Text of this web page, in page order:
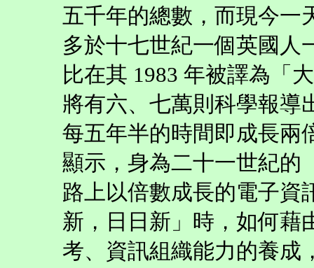
五千年的總數，而現今一
多於十七世紀一個英國人
比在其 1983 年被譯為「
將有六、七萬則科學報導
每五年半的時間即成長兩
顯示，身為二十一世紀的
路上以倍數成長的電子資
新，日日新」時，如何藉
考、資訊組織能力的養成